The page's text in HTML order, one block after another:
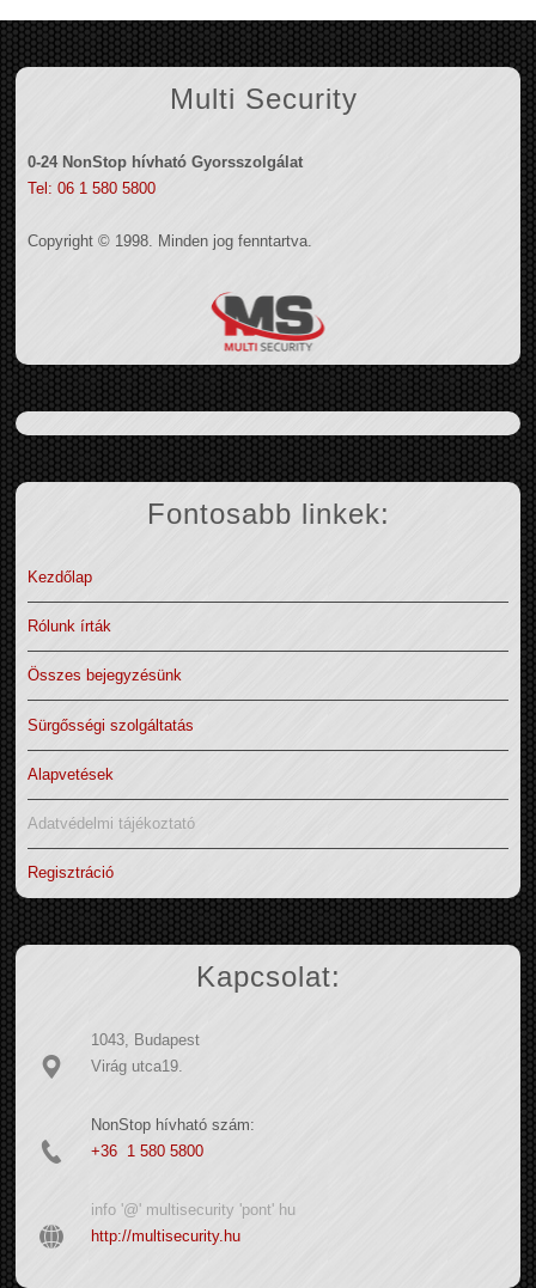
Multi Security
0-24 NonStop hívható Gyorsszolgálat
Tel: 06 1 580 5800
Copyright © 1998. Minden jog fenntartva.
Fontosabb linkek:
Kezdőlap
Rólunk írták
Összes bejegyzésünk
Sürgősségi szolgáltatás
Alapvetések
Adatvédelmi tájékoztató
Regisztráció
Kapcsolat:
1043, Budapest
Virág utca19.
NonStop hívható szám:
+36 1 580 5800
info '@' multisecurity 'pont' hu
http://multisecurity.hu